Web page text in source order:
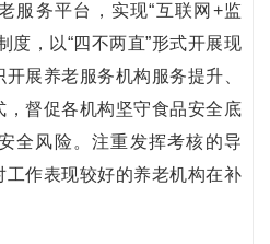
服务平台，实现“互联网+监
度，以“四不两直”形式开展现
展养老服务机构服务提升、
督促各机构坚守食品安全底
全风险。注重发挥考核的导
工作表现较好的养老机构在补